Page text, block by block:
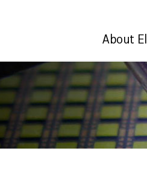
About